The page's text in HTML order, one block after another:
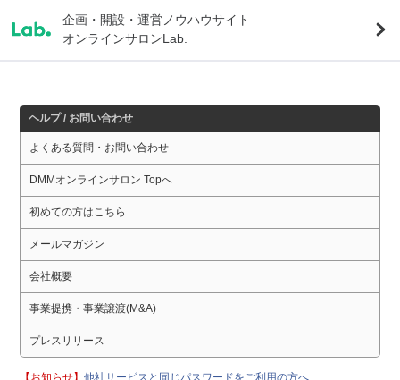
企画・開設・運営ノウハウサイト
オンラインサロンLab.
ヘルプ / お問い合わせ
よくある質問・お問い合わせ
DMMオンラインサロン Topへ
初めての方はこちら
メールマガジン
会社概要
事業提携・事業譲渡(M&A)
プレスリリース
【お知らせ】他社サービスと同じパスワードをご利用の方へ